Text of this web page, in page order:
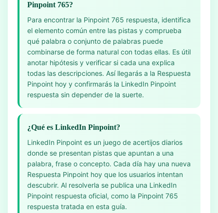
Pinpoint 765?
Para encontrar la Pinpoint 765 respuesta, identifica
el elemento común entre las pistas y comprueba
qué palabra o conjunto de palabras puede
combinarse de forma natural con todas ellas. Es útil
anotar hipótesis y verificar si cada una explica
todas las descripciones. Así llegarás a la Respuesta
Pinpoint hoy y confirmarás la LinkedIn Pinpoint
respuesta sin depender de la suerte.
¿Qué es LinkedIn Pinpoint?
LinkedIn Pinpoint es un juego de acertijos diarios
donde se presentan pistas que apuntan a una
palabra, frase o concepto. Cada día hay una nueva
Respuesta Pinpoint hoy que los usuarios intentan
descubrir. Al resolverla se publica una LinkedIn
Pinpoint respuesta oficial, como la Pinpoint 765
respuesta tratada en esta guía.